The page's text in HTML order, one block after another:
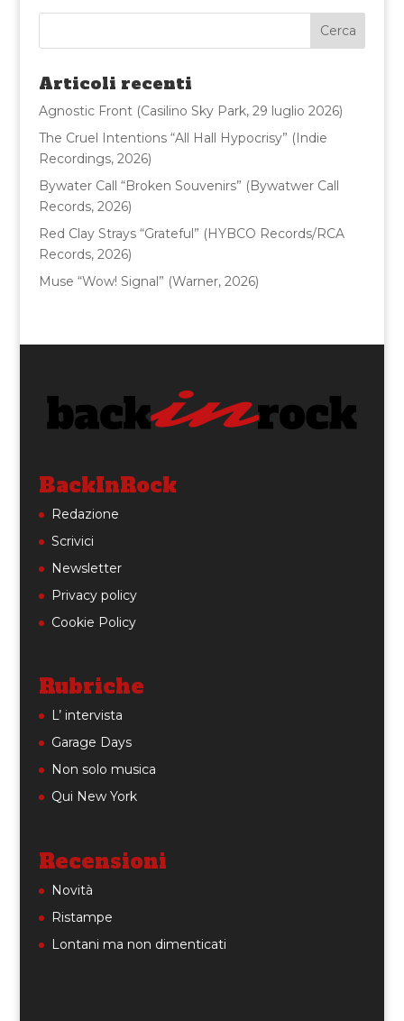
e
b
o
o
k
te
r
l
di
vi
di
Articoli recenti
Agnostic Front (Casilino Sky Park, 29 luglio 2026)
The Cruel Intentions “All Hall Hypocrisy” (Indie
Recordings, 2026)
Bywater Call “Broken Souvenirs” (Bywatwer Call
Records, 2026)
Red Clay Strays “Grateful” (HYBCO Records/RCA
Records, 2026)
Muse “Wow! Signal” (Warner, 2026)
BackInRock
Redazione
Scrivici
Newsletter
Privacy policy
Cookie Policy
Rubriche
L’ intervista
Garage Days
Non solo musica
Qui New York
Recensioni
Novità
Ristampe
Lontani ma non dimenticati